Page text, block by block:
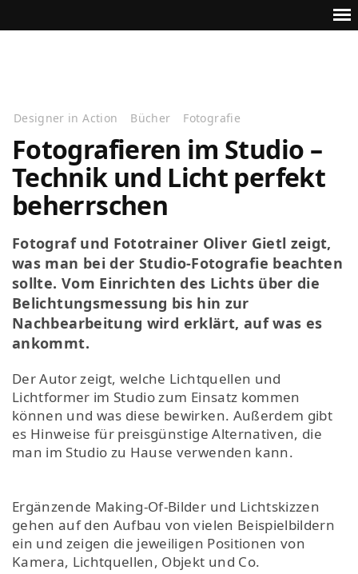
Designer in Action Bücher Fotografie
Fotografieren im Studio –
Technik und Licht perfekt
beherrschen
Fotograf und Fototrainer Oliver Gietl zeigt,
was man bei der Studio-Fotografie beachten
sollte. Vom Einrichten des Lichts über die
Belichtungsmessung bis hin zur
Nachbearbeitung wird erklärt, auf was es
ankommt.
Der Autor zeigt, welche Lichtquellen und
Lichtformer im Studio zum Einsatz kommen
können und was diese bewirken. Außerdem gibt
es Hinweise für preisgünstige Alternativen, die
man im Studio zu Hause verwenden kann.
Ergänzende Making-Of-Bilder und Lichtskizzen
gehen auf den Aufbau von vielen Beispielbildern
ein und zeigen die jeweiligen Positionen von
Kamera, Lichtquellen, Objekt und Co.